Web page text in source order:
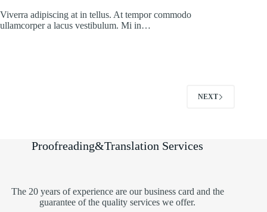
Viverra adipiscing at in tellus. At tempor commodo
ullamcorper a lacus vestibulum. Mi in…
NEXT
Proofreading&Translation Services
The 20 years of experience are our business card and the
guarantee of the quality services we offer.